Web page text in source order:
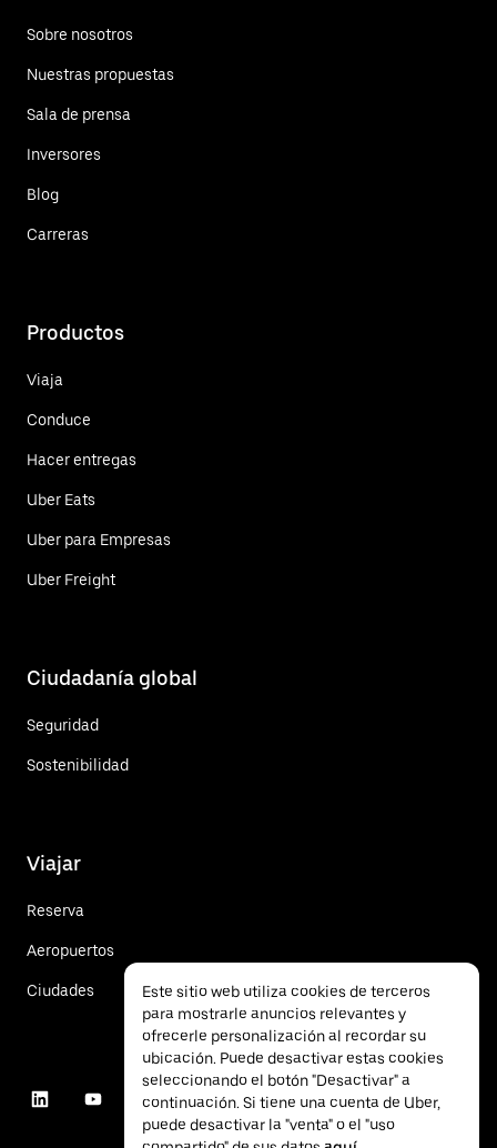
Sobre nosotros
Nuestras propuestas
Sala de prensa
Inversores
Blog
Carreras
Productos
Viaja
Conduce
Hacer entregas
Uber Eats
Uber para Empresas
Uber Freight
Ciudadanía global
Seguridad
Sostenibilidad
Viajar
Reserva
Aeropuertos
Ciudades
Este sitio web utiliza cookies de terceros
para mostrarle anuncios relevantes y
ofrecerle personalización al recordar su
ubicación. Puede desactivar estas cookies
seleccionando el botón "Desactivar" a
continuación. Si tiene una cuenta de Uber,
puede desactivar la "venta" o el "uso